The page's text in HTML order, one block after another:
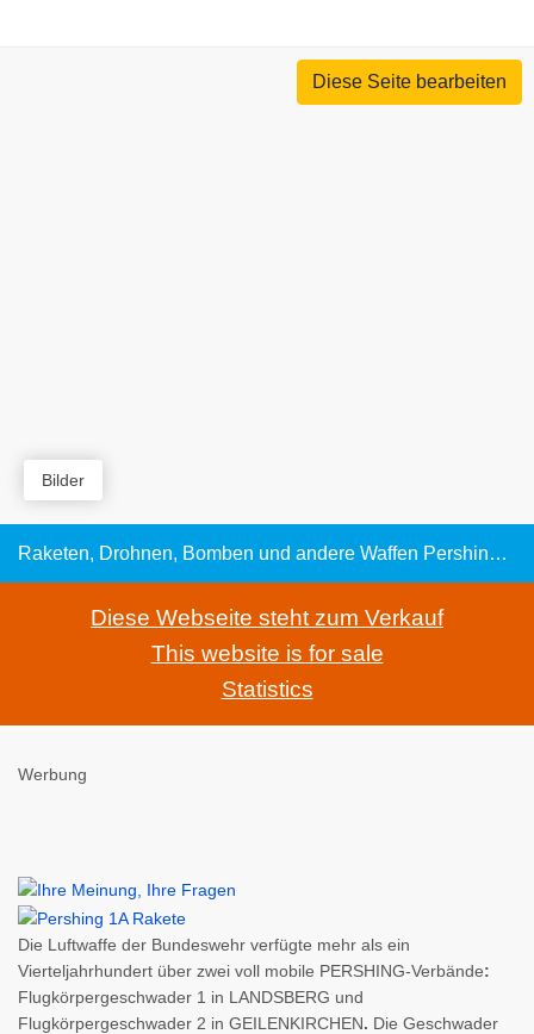
Diese Seite bearbeiten
Bilder
Raketen, Drohnen, Bomben und andere Waffen Pershing 1A Rakete: Flugkörper der 1960er Jahre der NATO Kindle eReader mit Audible Echo Dot Steuerung mit Alexa GPS Drohne mit Live-Kamera Intel Core i7 Monster Gamer (499,90€) XPlane 11 - bester Flugsimulator
Diese Webseite steht zum Verkauf
This website is for sale
Statistics
Werbung
Die Luftwaffe der Bundeswehr verfügte mehr als ein
Vierteljahrhundert über zwei voll mobile PERSHING-Verbände:
Flugkörpergeschwader 1 in LANDSBERG und
Flugkörpergeschwader 2 in GEILENKIRCHEN. Die Geschwader